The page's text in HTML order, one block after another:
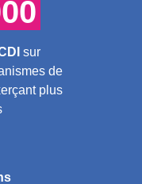
sur
de
plus